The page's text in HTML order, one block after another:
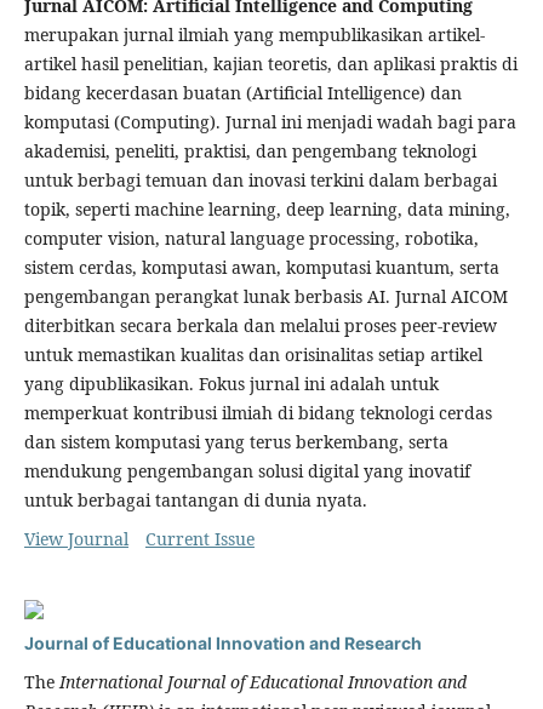
Jurnal AICOM: Artificial Intelligence and Computing
merupakan jurnal ilmiah yang mempublikasikan artikel-
artikel hasil penelitian, kajian teoretis, dan aplikasi praktis di
bidang kecerdasan buatan (Artificial Intelligence) dan
komputasi (Computing). Jurnal ini menjadi wadah bagi para
akademisi, peneliti, praktisi, dan pengembang teknologi
untuk berbagi temuan dan inovasi terkini dalam berbagai
topik, seperti machine learning, deep learning, data mining,
computer vision, natural language processing, robotika,
sistem cerdas, komputasi awan, komputasi kuantum, serta
pengembangan perangkat lunak berbasis AI. Jurnal AICOM
diterbitkan secara berkala dan melalui proses peer-review
untuk memastikan kualitas dan orisinalitas setiap artikel
yang dipublikasikan. Fokus jurnal ini adalah untuk
memperkuat kontribusi ilmiah di bidang teknologi cerdas
dan sistem komputasi yang terus berkembang, serta
mendukung pengembangan solusi digital yang inovatif
untuk berbagai tantangan di dunia nyata.
View Journal
Current Issue
Journal of Educational Innovation and Research
TheInternational Journal of Educational Innovation and